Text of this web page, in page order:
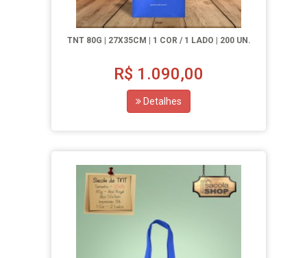
TNT 80G | 27X35CM | 1 COR / 1 LADO | 200 UN.
R$ 1.090,00
Detalhes